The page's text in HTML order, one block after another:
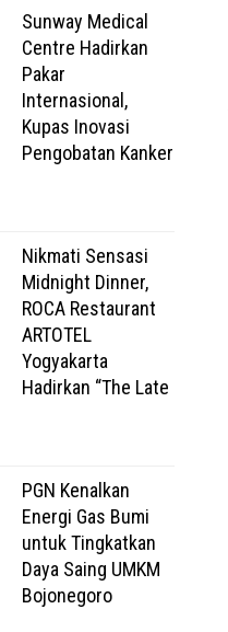
Sunway Medical
Centre Hadirkan
Pakar
Internasional,
Kupas Inovasi
Pengobatan Kanker
Nikmati Sensasi
Midnight Dinner,
ROCA Restaurant
ARTOTEL
Yogyakarta
Hadirkan “The Late
PGN Kenalkan
Energi Gas Bumi
untuk Tingkatkan
Daya Saing UMKM
Bojonegoro